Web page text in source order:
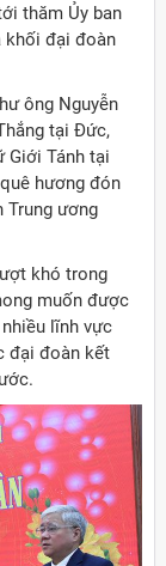
thăm Ủy ban
khối đại đoàn
ông Nguyễn
tại Đức,
Giới Tánh tại
hương đón
Trung ương
khó trong
muốn được
lĩnh vực
đại đoàn kết